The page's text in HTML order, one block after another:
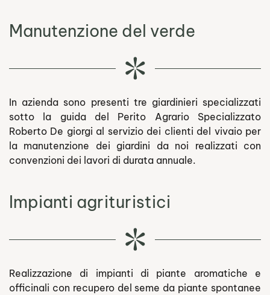
Manutenzione del verde
In azienda sono presenti tre giardinieri specializzati
sotto la guida del Perito Agrario Specializzato
Roberto De giorgi al servizio dei clienti del vivaio per
la manutenzione dei giardini da noi realizzati con
convenzioni dei lavori di durata annuale.
Impianti agrituristici
Realizzazione di impianti di piante aromatiche e
officinali con recupero del seme da piante spontanee